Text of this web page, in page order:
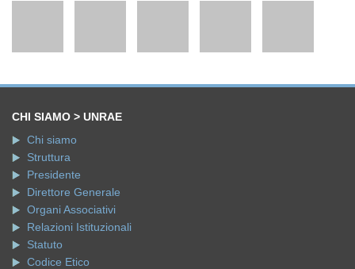
CHI SIAMO > UNRAE
Chi siamo
Struttura
Presidente
Direttore Generale
Organi Associativi
Relazioni Istituzionali
Statuto
Codice Etico